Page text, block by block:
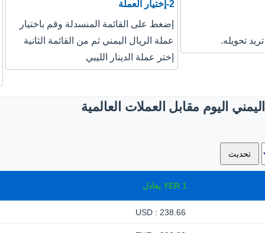
تحويله.
2-إختيار العملة
إضغط على القائمة المنسدلة وقم باختيار
عملة الريال اليمني ثم من القائمة الثانية
إختر عملة الدينار الليبي
اليوم مقابل العملات العالمية
1
YER يعادل
238.66 : USD